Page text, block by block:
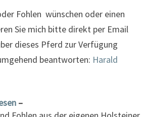
Fohlen wünschen oder einen
Sie mich bitte direkt per Email
dieses Pferd zur Verfügung
beantworten: Harald
–